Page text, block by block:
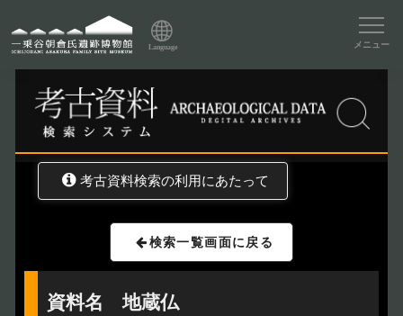
メニュー
Language
資料データベーストップ
考古資料検索
考古資料検索の利用にあたって
検索一覧画面に戻る
資料名 地蔵仏